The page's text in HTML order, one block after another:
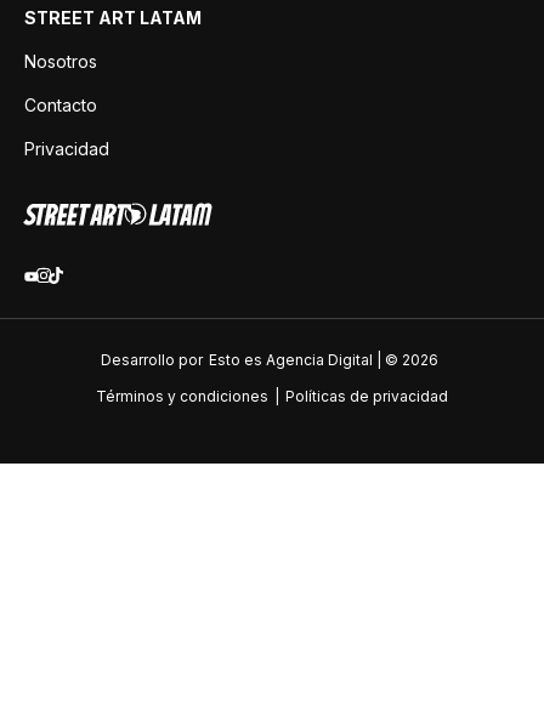
STREET ART LATAM
Nosotros
Contacto
Privacidad
Desarrollo por Esto es Agencia Digital | © 2026
Términos y condiciones
Políticas de privacidad